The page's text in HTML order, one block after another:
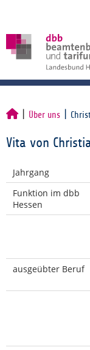
Über uns
Vita von
Jahrgang
Funktion im dbb
Hessen
ausgeübter Beruf